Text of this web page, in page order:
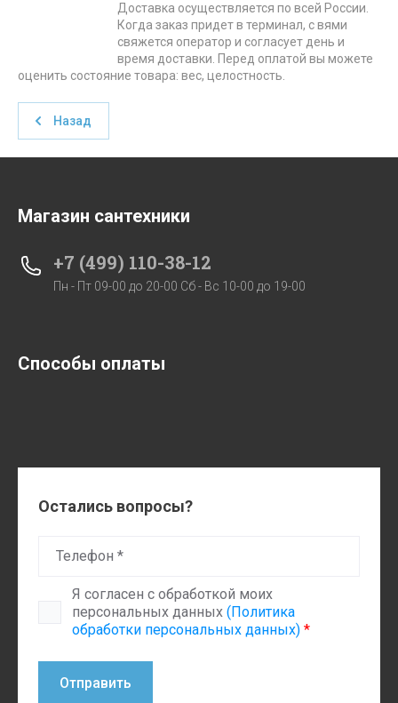
Доставка осуществляется по всей России.
Когда заказ придет в терминал, с вями
свяжется оператор и согласует день и
время доставки. Перед оплатой вы можете
оценить состояние товара: вес, целостность.
Назад
Магазин сантехники
+7 (499) 110-38-12
Пн - Пт 09-00 до 20-00 Сб - Вс 10-00 до 19-00
Способы оплаты
Остались вопросы?
Я согласен с обработкой моих
персональных данных (Политика
обработки персональных данных) *
Отправить